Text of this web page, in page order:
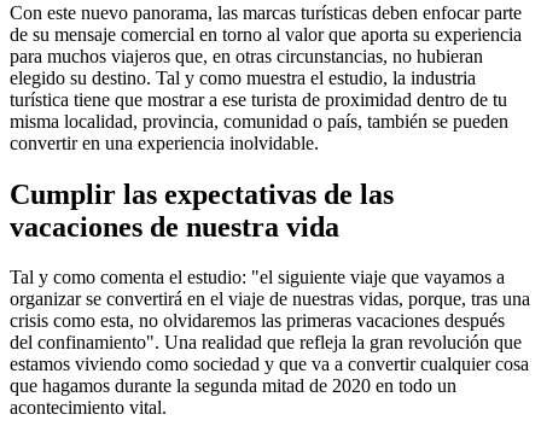
Con este nuevo panorama, las marcas turísticas deben enfocar parte
de su mensaje comercial en torno al valor que aporta su experiencia
para muchos viajeros que, en otras circunstancias, no hubieran
elegido su destino. Tal y como muestra el estudio, la industria
turística tiene que mostrar a ese turista de proximidad dentro de tu
misma localidad, provincia, comunidad o país, también se pueden
convertir en una experiencia inolvidable.
Cumplir las expectativas de las
vacaciones de nuestra vida
Tal y como comenta el estudio: "el siguiente viaje que vayamos a
organizar se convertirá en el viaje de nuestras vidas, porque, tras una
crisis como esta, no olvidaremos las primeras vacaciones después
del confinamiento". Una realidad que refleja la gran revolución que
estamos viviendo como sociedad y que va a convertir cualquier cosa
que hagamos durante la segunda mitad de 2020 en todo un
acontecimiento vital.